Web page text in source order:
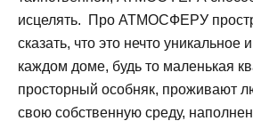
исцелять. Про АТМОСФЕРУ
сказать, что это нечто уникальное
каждом доме, будь то маленькая
просторный особняк, проживают
свою собственную среду,